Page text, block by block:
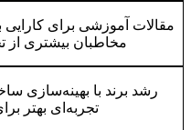
مقالات آموزشی برای کارایی
مخاطبان بیشتری از
رشد برند با بهینه‌سازی
تجربه‌ای بهتر